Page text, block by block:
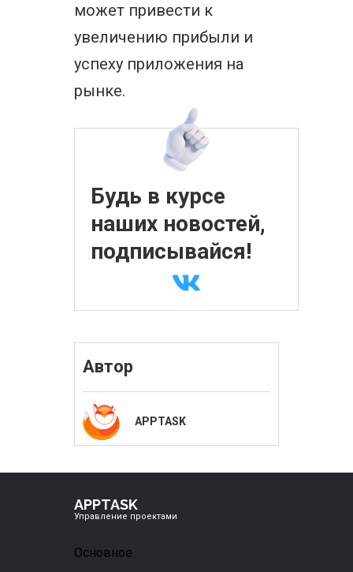
может привести к
увеличению прибыли и
успеху приложения на
рынке.
Будь в курсе
наших новостей,
подписывайся!
Автор
APPTASK
APPTASK
Управление проектами
Основное